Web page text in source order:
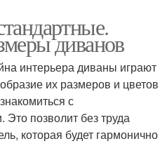
диванов
интерьера диваны играют
их размеров и цветов
с
позволит без труда
которая будет гармонично